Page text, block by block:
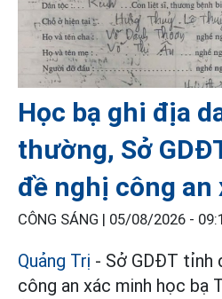
Học bạ ghi địa
thường, Sở
đề nghị công an
CÔNG SÁNG | 05/08/2026 -
Quảng Trị - Sở GDĐT tỉnh
công an xác minh học bạ